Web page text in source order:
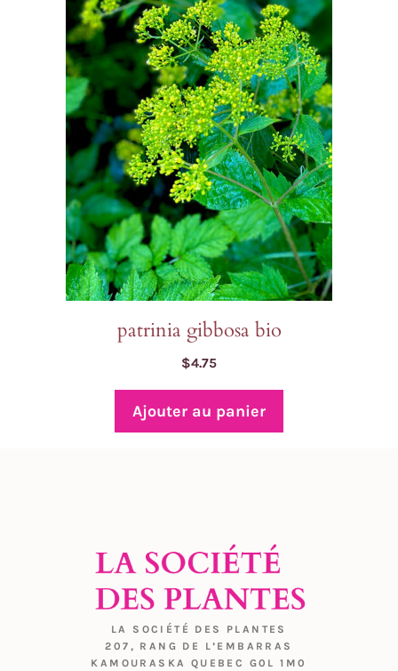
patrinia gibbosa bio
$4.75
Ajouter au panier
LA SOCIÉTÉ DES PLANTES
207, RANG DE L’EMBARRAS
KAMOURASKA QUEBEC G0L 1M0